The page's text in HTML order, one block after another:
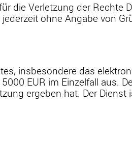
die Verletzung der Rechte
ohne Angabe von
insbesondere das
EUR im Einzelfall aus.
ergeben hat. Der